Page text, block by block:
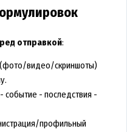
отправкой:
(фото/видео/скриншоты)
событие - последствия -
профильный